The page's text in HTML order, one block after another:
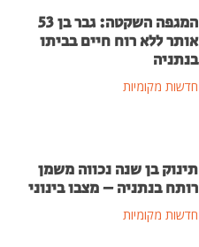
המגפה השקטה: גבר בן 53
אותר ללא רוח חיים בביתו
בנתניה
חדשות מקומיות
תינוק בן שנה נכווה משמן
רותח בנתניה – מצבו בינוני
חדשות מקומיות